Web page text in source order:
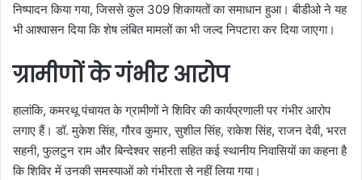
निष्पादन किया गया, जिससे कुल 309 शिकायतों का समाधान हुआ। बीडीओ ने यह
भी आश्वासन दिया कि शेष लंबित मामलों का भी जल्द निपटारा कर दिया जाएगा।
ग्रामीणों के गंभीर आरोप
हालांकि, कमरथू पंचायत के ग्रामीणों ने शिविर की कार्यप्रणाली पर गंभीर आरोप
लगाए हैं। डॉ. मुकेश सिंह, गौरव कुमार, सुशील सिंह, राकेश सिंह, राजन देवी, भरत
सहनी, फुलटुन राम और बिन्देश्वर सहनी सहित कई स्थानीय निवासियों का कहना है
कि शिविर में उनकी समस्याओं को गंभीरता से नहीं लिया गया।